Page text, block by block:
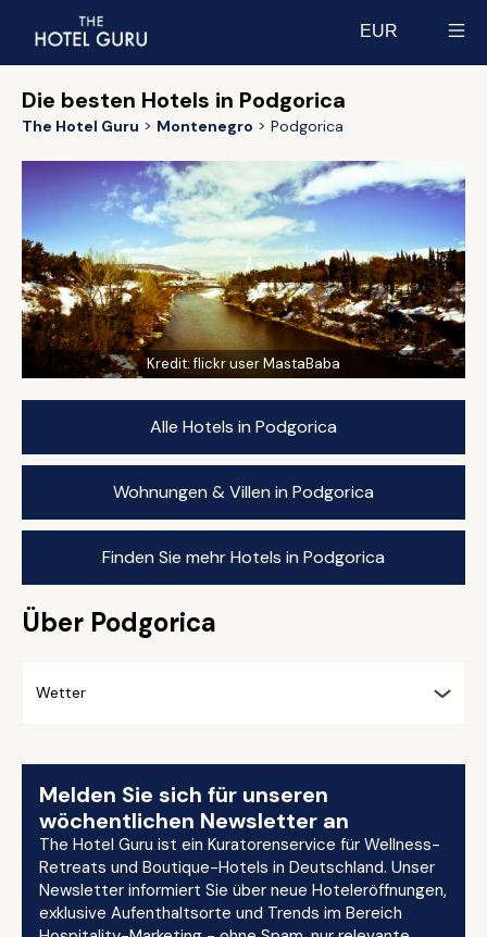
EUR
Die besten Hotels in Podgorica
The Hotel Guru Montenegro Podgorica
Kredit:flickr user MastaBaba
Alle Hotels in Podgorica
Wohnungen & Villen in Podgorica
Finden Sie mehr Hotels in Podgorica
Über Podgorica
Wetter
Melden Sie sich für unseren
wöchentlichen Newsletter an
The Hotel Guru ist ein Kuratorenservice für Wellness-
Retreats und Boutique-Hotels in Deutschland. Unser
Newsletter informiert Sie über neue Hoteleröffnungen,
exklusive Aufenthaltsorte und Trends im Bereich